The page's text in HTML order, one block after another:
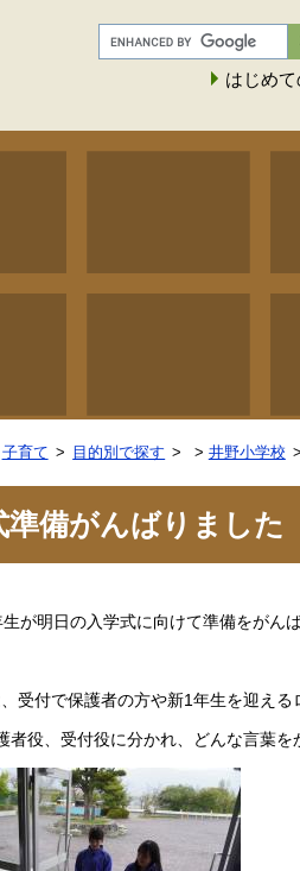
はじめ
子育て 目的別で探す > 井野小学校
準備がんばりました
が明日の入学式に向けて準備をがん
受付で保護者の方や新1年生を迎える
者役、受付役に分かれ、どんな言葉を